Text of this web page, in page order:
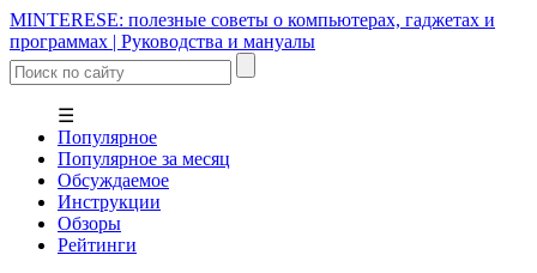
MINTERESE: полезные советы о компьютерах, гаджетах и
программах | Руководства и мануалы
☰
Популярное
Популярное за месяц
Обсуждаемое
Инструкции
Обзоры
Рейтинги